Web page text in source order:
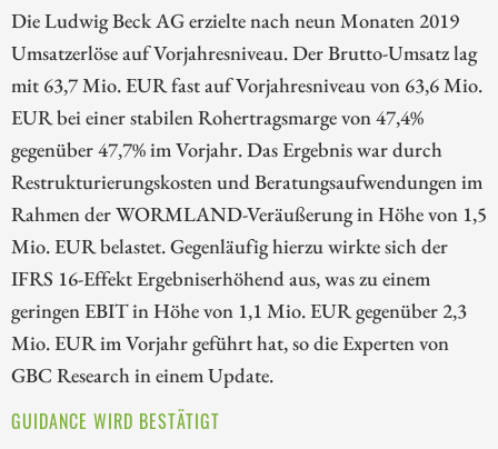
Die Ludwig Beck AG erzielte nach neun Monaten 2019
Umsatzerlöse auf Vorjahresniveau. Der Brutto-Umsatz lag
mit 63,7 Mio. EUR fast auf Vorjahresniveau von 63,6 Mio.
EUR bei einer stabilen Rohertragsmarge von 47,4%
gegenüber 47,7% im Vorjahr. Das Ergebnis war durch
Restrukturierungskosten und Beratungsaufwendungen im
Rahmen der WORMLAND-Veräußerung in Höhe von 1,5
Mio. EUR belastet. Gegenläufig hierzu wirkte sich der
IFRS 16-Effekt Ergebniserhöhend aus, was zu einem
geringen EBIT in Höhe von 1,1 Mio. EUR gegenüber 2,3
Mio. EUR im Vorjahr geführt hat, so die Experten von
GBC Research in einem Update.
GUIDANCE WIRD BESTÄTIGT